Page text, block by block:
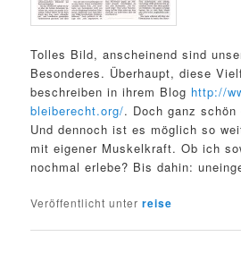
Tolles Bild, anscheinend sind
Besonderes. Überhaupt, diese
beschreiben in ihrem Blog http://
bleiberecht.org/. Doch ganz
Und dennoch ist es möglich so
mit eigener Muskelkraft. Ob ich
nochmal erlebe? Bis dahin:
Veröffentlicht unter reise